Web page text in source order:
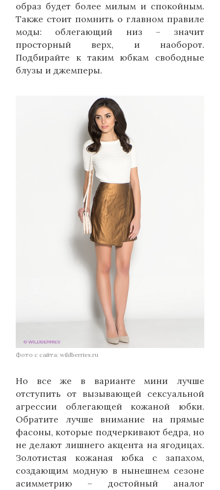
образ будет более милым и спокойным.
Также стоит помнить о главном правиле
моды: облегающий низ – значит
просторный верх, и наоборот.
Подбирайте к таким юбкам свободные
блузы и джемперы.
Фото с сайта: wildberries.ru
Но все же в варианте мини лучше
отступить от вызывающей сексуальной
агрессии облегающей кожаной юбки.
Обратите лучше внимание на прямые
фасоны, которые подчеркивают бедра, но
не делают лишнего акцента на ягодицах.
Золотистая кожаная юбка с запахом,
создающим модную в нынешнем сезоне
асимметрию – достойный аналог